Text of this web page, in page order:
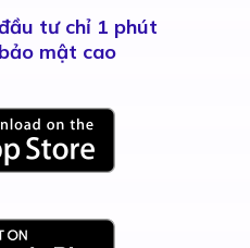
tư chỉ 1 phút
mật cao